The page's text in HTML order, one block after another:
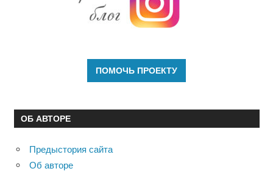
ОБ АВТОРЕ
Предыстория сайта
Об авторе